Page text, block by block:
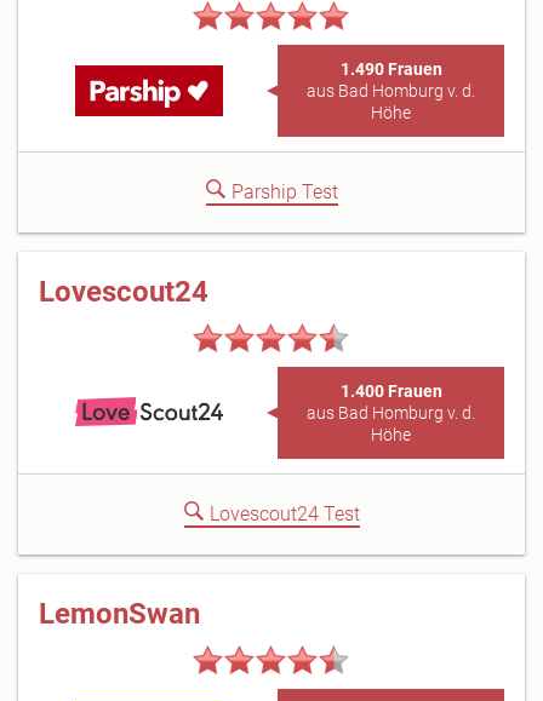
1.490 Frauen
aus Bad Homburg v. d.
Höhe
Parship Test
Lovescout24
1.400 Frauen
aus Bad Homburg v. d.
Höhe
Lovescout24 Test
LemonSwan